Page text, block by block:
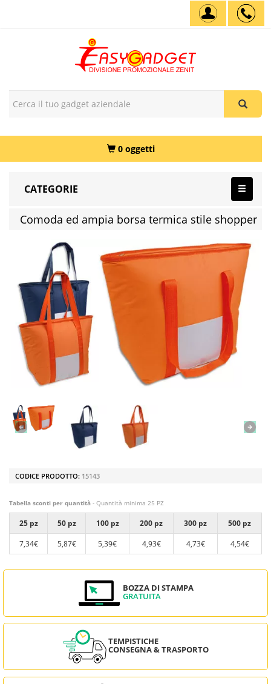
0 oggetti
CATEGORIE
Comoda ed ampia borsa termica stile shopper
CODICE PRODOTTO: 15143
Tabella sconti per quantità - Quantità minima 25 PZ
25 pz 50 pz 100 pz 200 pz 300 pz
500 pz
7,34€
5,87€ 5,39€ 4,93€ 4,73€ 4,54€
BOZZA DI STAMPA
GRATUITA
TEMPISTICHE
CONSEGNA & TRASPORTO